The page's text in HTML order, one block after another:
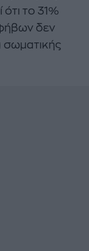
το 31%
δεν
σωματικής